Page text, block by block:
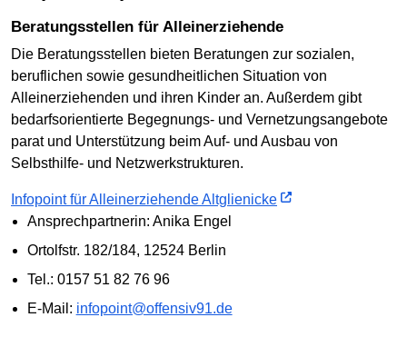
Beratungsstellen für Alleinerziehende
Die Beratungsstellen bieten Beratungen zur sozialen,
beruflichen sowie gesundheitlichen Situation von
Alleinerziehenden und ihren Kinder an. Außerdem gibt
bedarfsorientierte Begegnungs- und Vernetzungsangebote
parat und Unterstützung beim Auf- und Ausbau von
Selbsthilfe- und Netzwerkstrukturen.
Infopoint für Alleinerziehende Altglienicke
Ansprechpartnerin: Anika Engel
Ortolfstr. 182/184, 12524 Berlin
Tel.: 0157 51 82 76 96
E-Mail: infopoint@offensiv91.de